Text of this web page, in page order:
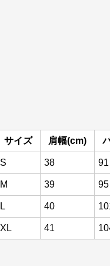
サイズ 肩幅(cm)
S 38 91
M 39 95
L 40
XL 41